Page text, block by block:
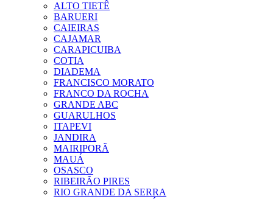
ALTO TIETÊ
BARUERI
CAIEIRAS
CAJAMAR
CARAPICUIBA
COTIA
DIADEMA
FRANCISCO MORATO
FRANCO DA ROCHA
GRANDE ABC
GUARULHOS
ITAPEVI
JANDIRA
MAIRIPORÃ
MAUÁ
OSASCO
RIBEIRÃO PIRES
RIO GRANDE DA SERRA